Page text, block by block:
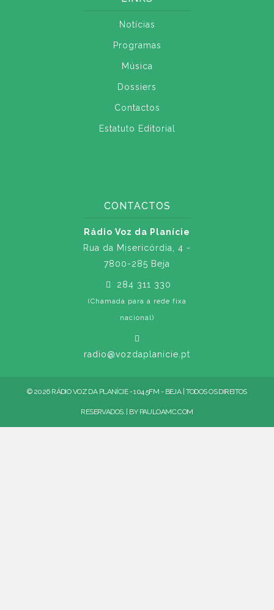
Notícias
Programas
Música
Dossiers
Contactos
Estatuto Editorial
CONTACTOS
Rádio Voz da Planície
Rua da Misericórdia, 4 -
7800-285 Beja
284 311 330
(Chamada para a rede fixa
nacional)
radio@vozdaplanicie.pt
© 2026 RÁDIO VOZ DA PLANÍCIE - 104.5FM - BEJA | TODOS OS DIREITOS
RESERVADOS. | BY PAULOAMC.COM